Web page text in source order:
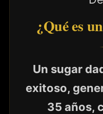
¿Qué es
Un sugar
exitoso,
35 años,